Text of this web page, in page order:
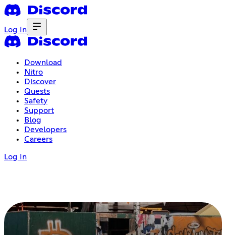
Log In
Download
Nitro
Discover
Quests
Safety
Support
Blog
Developers
Careers
Log In